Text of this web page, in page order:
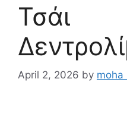
Τσάι
April 2, 2026 by moha